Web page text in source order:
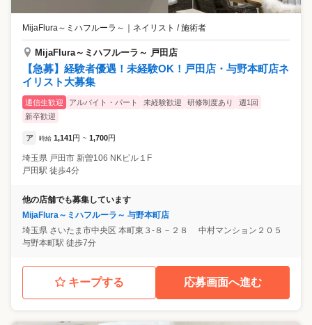
MijaFlura～ミハフルーラ～ ネイリスト / 施術者
MijaFlura～ミハフルーラ～ 戸田店
【急募】経験者優遇！未経験OK！戸田店・与野本町店ネ
イリスト大募集
通信生歓迎 アルバイト・パート 未経験歓迎 研修制度あり
週1回
新卒歓迎
ア 時給 1,141 円 ~ 1,700円
埼玉県 戸田市 新曽106 NKビル１F
戸田駅 徒歩4分
他の店舗でも募集しています
MijaFlura～ミハフルーラ～ 与野本町店
埼玉県 さいたま市中央区 本町東３‐８－２８ 中村マンション２０５
与野本町駅 徒歩7分
キープする 応募画面へ進む